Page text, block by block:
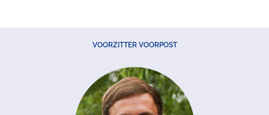
VOORZITTER VOORPOST